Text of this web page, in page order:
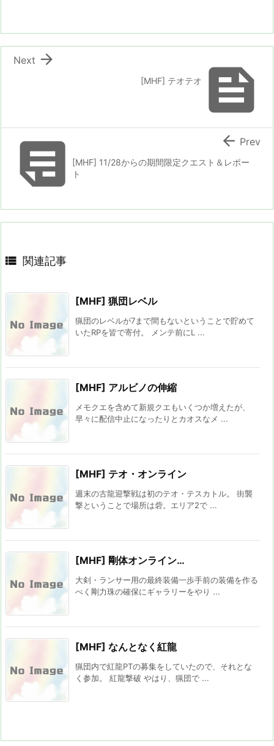

[MHF] テオテオ

Next
[MHF] 11/28からの期間限定クエスト＆レポー
ト
 Prev
 関連記事
[MHF] 猟団レベル
猟団のレベルが7まで間もないということで貯めて
いたRPを皆で寄付。 メンテ前にL ...
[MHF] アルビノの伸縮
メモクエを含めて新規クエもいくつか増えたが、
早々に配信中止になったりとカオスなメ ...
[MHF] テオ・オンライン
週末の古龍迎撃戦は初のテオ・テスカトル。 街襲
撃ということで場所は砦。エリア2で ...
[MHF] 剛体オンライン…
大剣・ランサー用の最終装備一歩手前の装備を作る
べく剛力珠の確保にギャラリーをやり ...
[MHF] なんとなく紅龍
猟団内で紅龍PTの募集をしていたので、それとな
く参加。 紅龍撃破 やはり、猟団で ...